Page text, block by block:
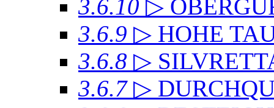
3.6.10 ▷
3.6.9 ▷ HOHE
3.6.8 ▷
3.6.7 ▷